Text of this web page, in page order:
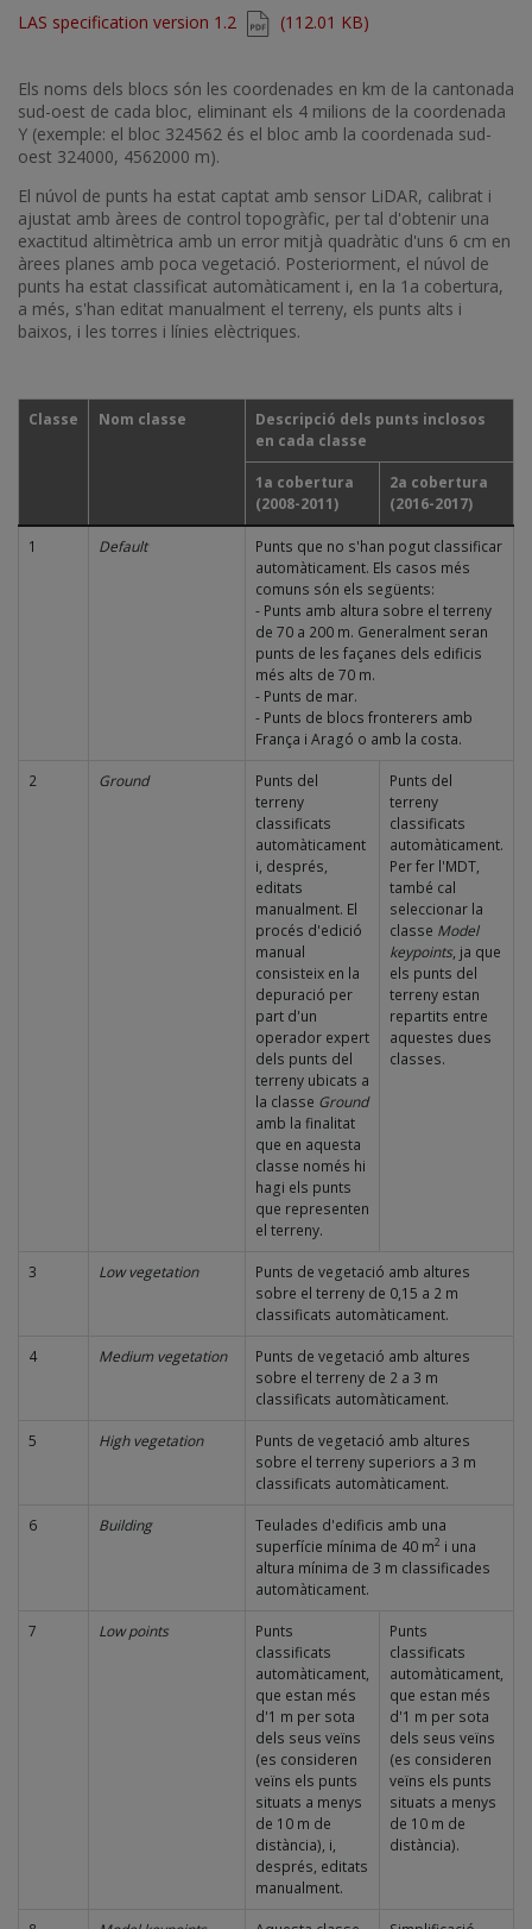
Document
LAS specification version 1.2 (112.01 KB)
Els noms dels blocs són les coordenades en km de la cantonada
sud-oest de cada bloc, eliminant els 4 milions de la coordenada
Y (exemple: el bloc 324562 és el bloc amb la coordenada sud-
oest 324000, 4562000 m).
El núvol de punts ha estat captat amb sensor LiDAR, calibrat i
ajustat amb àrees de control topogràfic, per tal d'obtenir una
exactitud altimètrica amb un error mitjà quadràtic d'uns 6 cm en
àrees planes amb poca vegetació. Posteriorment, el núvol de
punts ha estat classificat automàticament i, en la 1a cobertura,
a més, s'han editat manualment el terreny, els punts alts i
baixos, i les torres i línies elèctriques.
Classe Nom classe
Descripció dels punts inclosos
en cada classe
1a cobertura
(2008-2011)
2a cobertura
(2016-2017)
1 Default
Punts que no s'han pogut classificar
automàticament. Els casos més
comuns són els següents:
- Punts amb altura sobre el terreny
de 70 a 200 m. Generalment seran
punts de les façanes dels edificis
més alts de 70 m.
- Punts de mar.
- Punts de blocs fronterers amb
França i Aragó o amb la costa.
2 Ground
Punts del
terreny
classificats
automàticament
i, després,
editats
manualment. El
procés d'edició
manual
consisteix en la
depuració per
part d'un
operador expert
dels punts del
terreny ubicats a
la classe Ground
amb la finalitat
que en aquesta
classe només hi
hagi els punts
que representen
el terreny.
Punts del
terreny
classificats
automàticament.
Per fer l'MDT,
també cal
seleccionar la
classe Model
keypoints, ja que
els punts del
terreny estan
repartits entre
aquestes dues
classes.
3 Low vegetation
Punts de vegetació amb altures
sobre el terreny de 0,15 a 2 m
classificats automàticament.
4 Medium vegetation
Punts de vegetació amb altures
sobre el terreny de 2 a 3 m
classificats automàticament.
5 High vegetation
Punts de vegetació amb altures
sobre el terreny superiors a 3 m
classificats automàticament.
6 Building
Teulades d'edificis amb una
superfície mínima de 40 m2 i una
altura mínima de 3 m classificades
automàticament.
7 Low points
Punts
classificats
automàticament,
que estan més
d'1 m per sota
dels seus veïns
(es consideren
veïns els punts
situats a menys
de 10 m de
distància), i,
després, editats
manualment.
Punts
classificats
automàticament,
que estan més
d'1 m per sota
dels seus veïns
(es consideren
veïns els punts
situats a menys
de 10 m de
distància).